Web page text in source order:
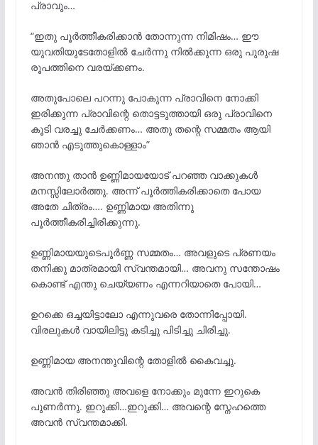
പ്രാവും…
“ഇതു പൂർത്തീകരിക്കാൻ തോന്നുന്ന നിമിഷം… ഈ
യുവതിയുടേതോളിൽ ചേർന്നു നിൽക്കുന്ന ഒരു പുരുഷ
രൂപത്തിനെ വരയ്ക്കണം.
അതുപോലെ പറന്നു പോകുന്ന പ്രാവിനെ നോക്കി
ഇരിക്കുന്ന പ്രാവിന്റെ തൊട്ടടുത്തായി ഒരു പ്രാവിനെ
കൂടി വരച്ചു ചേർക്കണം… അതു തന്റെ സമ്മതം ആയി
ഞാൻ എടുത്തുകൊള്ളാം”
അനന്തു താൻ ഉണ്ണിമായയോട് പറഞ്ഞ വാക്കുകൾ
മനസ്സിലോർത്തു. അന്ന് പൂർത്തികരിക്കാതെ പോയ
അതേ ചിത്രം…. ഉണ്ണിമായ അതിന്നു
പൂർത്തീകരിച്ചിരിക്കുന്നു.
ഉണ്ണിമായയുടെപൂർണ്ണ സമ്മതം… അവളുടെ പ്രണയം
തനിക്കു മാത്രമായി സ്വന്തമായി… അവനു സന്തോഷം
കൊണ്ട് എന്തു ചെയ്യണം എന്നറിയാതെ പോയി…
ഉറക്കെ ഒച്ചയിട്ടാലോ എന്നുവരെ തോന്നിപ്പോയി.
വിരലുകൾ വായിലിട്ടു കടിച്ചു പിടിച്ചു ചിരിച്ചു.
ഉണ്ണിമായ അനന്തുവിന്റെ തോളിൽ കൈവച്ചു.
അവൻ തിരിഞ്ഞു അവളെ നോക്കും മുന്നേ ഇറുകെ
പുണർന്നു. ഇറുക്കി…ഇറുക്കി… അവന്റെ സ്നേഹത്തെ
അവൻ സ്വന്തമാക്കി.